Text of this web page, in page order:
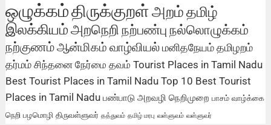
ஒழுக்கம்திருக்குறள்அறம்தமிழ்
இலக்கியம்அறநெறி நற்பண்பு நல்லொழுக்கம்
நற்குணம்ஆன்மிகம் வாழ்வியல்மனிதநேயம்தமிழறம்
தர்மம் சிந்தனை நேர்மை தவம் Tourist Places in Tamil Nadu
Best Tourist Places in Tamil Nadu Top 10 Best Tourist
Places in Tamil Nadu பண்பாடு அறவழி நெறிமுறை பாசம் வாழ்க்கை
நெறி பழமொழி திருவள்ளுவர் தத்துவம் தமிழ் மரபு வள்ளுவம் வள்ளுவர்